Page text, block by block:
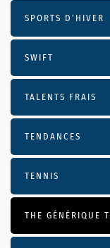
SPORTS D'HIVER
SWIFT
TALENTS FRAIS
TENDANCES
TENNIS
THE GÉNÉRIQUE